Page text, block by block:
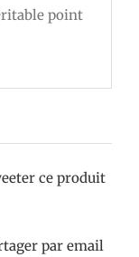
point
ce produit
par email